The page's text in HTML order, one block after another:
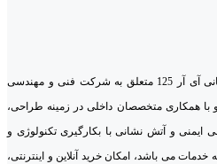
سایت جامع ایمنی و آتش نشانی آی آر 125 متعلق به شرکت فنی و مهندسی
با همکاری متخصصان داخلی در زمینه طراحی،
ایمنی و آتش نشانی با بکارگیری تکنولوژی و
خدمات می باشد، امکان خرید آنلاین و اینترنتی،